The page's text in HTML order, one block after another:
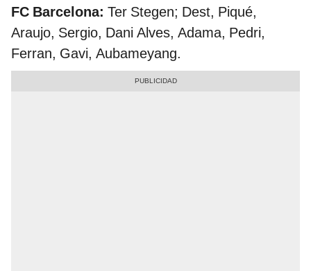
FC Barcelona: Ter Stegen; Dest, Piqué,
Araujo, Sergio, Dani Alves, Adama, Pedri,
Ferran, Gavi, Aubameyang.